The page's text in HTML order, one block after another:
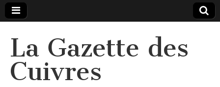
La Gazette des
Cuivres